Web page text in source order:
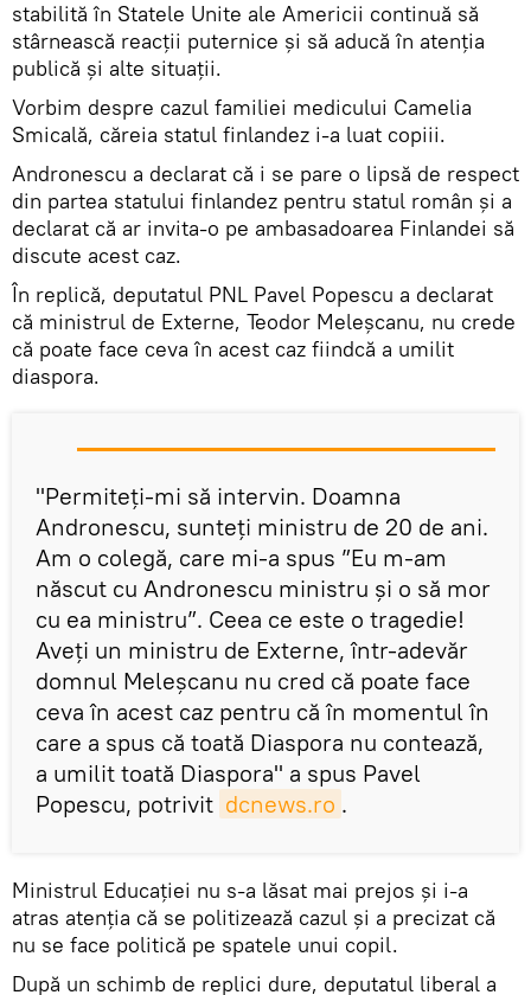
stabilită în Statele Unite ale Americii continuă să
stârnească reacții puternice și să aducă în atenția
publică și alte situații.
Vorbim despre cazul familiei medicului Camelia
Smicală, căreia statul finlandez i-a luat copiii.
Andronescu a declarat că i se pare o lipsă de respect
din partea statului finlandez pentru statul român și a
declarat că ar invita-o pe ambasadoarea Finlandei să
discute acest caz.
În replică, deputatul PNL Pavel Popescu a declarat
că ministrul de Externe, Teodor Meleșcanu, nu crede
că poate face ceva în acest caz fiindcă a umilit
diaspora.
''Permiteți-mi să intervin. Doamna
Andronescu, sunteți ministru de 20 de ani.
Am o colegă, care mi-a spus ”Eu m-am
născut cu Andronescu ministru și o să mor
cu ea ministru”. Ceea ce este o tragedie!
Aveți un ministru de Externe, într-adevăr
domnul Meleșcanu nu cred că poate face
ceva în acest caz pentru că în momentul în
care a spus că toată Diaspora nu contează,
a umilit toată Diaspora'' a spus Pavel
Popescu, potrivit dcnews.ro .
Ministrul Educației nu s-a lăsat mai prejos și i-a
atras atenția că se politizează cazul și a precizat că
nu se face politică pe spatele unui copil.
După un schimb de replici dure, deputatul liberal a